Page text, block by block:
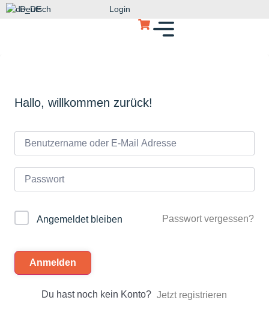
Deutsch Login
Hallo, willkommen zurück!
Angemeldet bleiben Passwort vergessen?
Anmelden
Du hast noch kein Konto? Jetzt registrieren